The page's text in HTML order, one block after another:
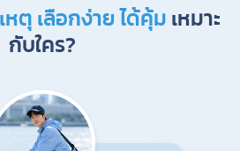
ตุ เลือกง่าย ได้คุ้ม เหมาะ
กับใคร?